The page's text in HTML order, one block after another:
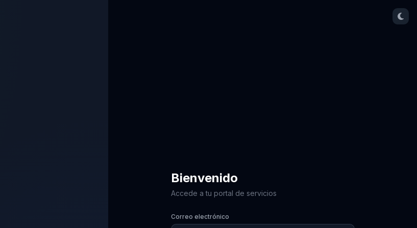
Bienvenido
Accede a tu portal de servicios
Correo electrónico